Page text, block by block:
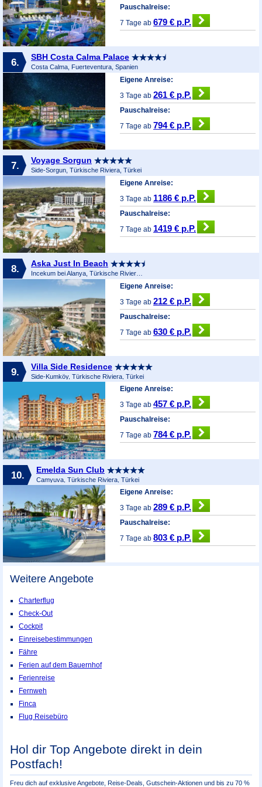
Pauschalreise:
7 Tage ab679 € p.P.
6. SBH Costa Calma Palace
Costa Calma, Fuerteventura, Spanien
Eigene Anreise:
3 Tage ab261 € p.P.
Pauschalreise:
7 Tage ab794 € p.P.
7. Voyage Sorgun
Side-Sorgun, Türkische Riviera, Türkei
Eigene Anreise:
3 Tage ab 1186 € p.P.
Pauschalreise:
7 Tage ab 1419 € p.P.
8. Aska Just In Beach
Incekum bei Alanya, Türkische Riviera, Türkei
Eigene Anreise:
3 Tage ab212 € p.P.
Pauschalreise:
7 Tage ab630 € p.P.
9. Villa Side Residence
Side-Kumköy, Türkische Riviera, Türkei
Eigene Anreise:
3 Tage ab457 € p.P.
Pauschalreise:
7 Tage ab 784 € p.P.
10. Emelda Sun Club
Camyuva, Türkische Riviera, Türkei
Eigene Anreise:
3 Tage ab289 € p.P.
Pauschalreise:
7 Tage ab803 € p.P.
Weitere Angebote
Charterflug
Check-Out
Cockpit
Einreisebestimmungen
Fähre
Ferien auf dem Bauernhof
Ferienreise
Fernweh
Finca
Flug Reisebüro
Hol dir Top Angebote direkt in dein
Postfach!
Freu dich auf exklusive Angebote, Reise-Deals, Gutschein-Aktionen und bis zu 70 %